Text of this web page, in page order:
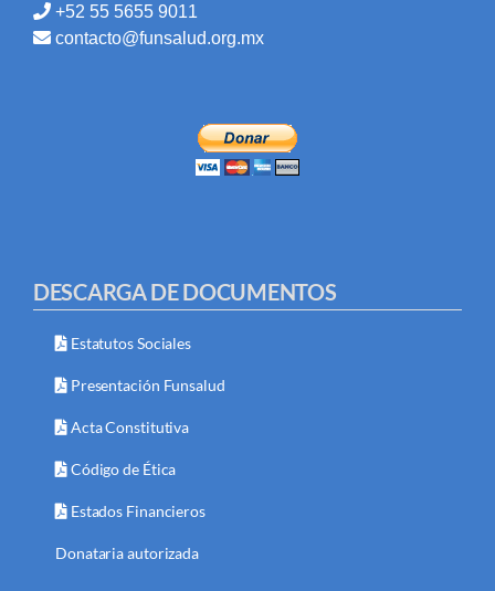
+52 55 5655 9011
contacto@funsalud.org.mx
DESCARGA DE DOCUMENTOS
Estatutos Sociales
Presentación Funsalud
Acta Constitutiva
Código de Ética
Estados Financieros
Donataria autorizada